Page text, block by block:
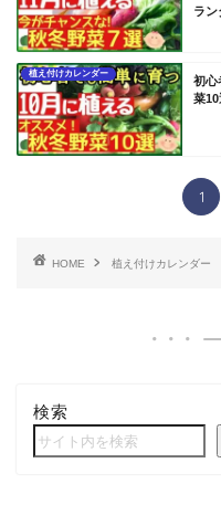
ラン
植え付けカレンダー
初心
菜10
1
HOME 植え付けカレンダー
検索